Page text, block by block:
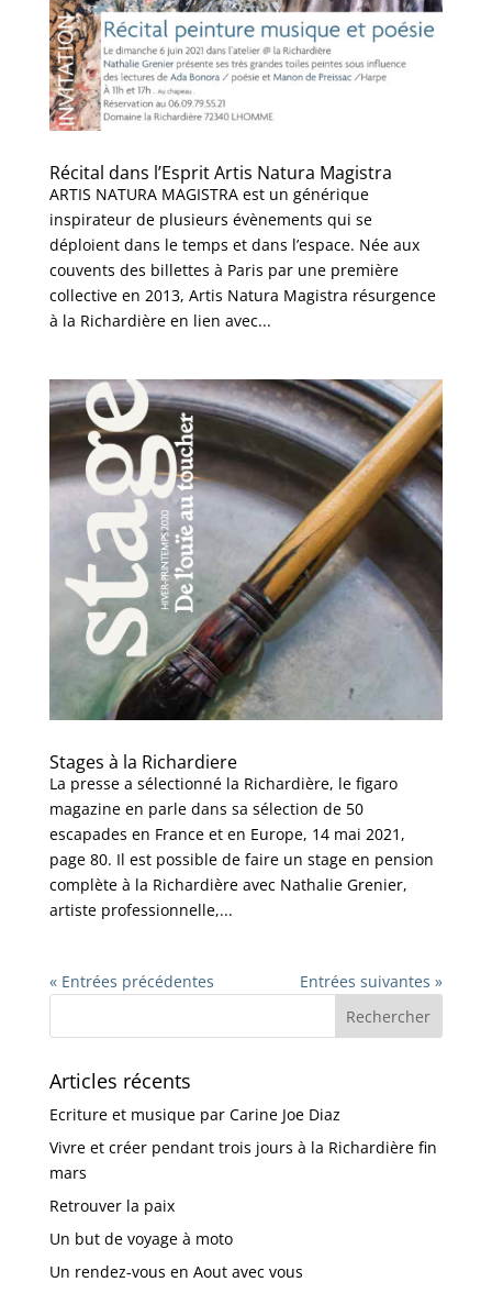
Récital dans l’Esprit Artis Natura Magistra
ARTIS NATURA MAGISTRA est un générique
inspirateur de plusieurs évènements qui se
déploient dans le temps et dans l’espace. Née aux
couvents des billettes à Paris par une première
collective en 2013, Artis Natura Magistra résurgence
à la Richardière en lien avec...
Stages à la Richardiere
La presse a sélectionné la Richardière, le figaro
magazine en parle dans sa sélection de 50
escapades en France et en Europe, 14 mai 2021,
page 80. Il est possible de faire un stage en pension
complète à la Richardière avec Nathalie Grenier,
artiste professionnelle,...
« Entrées précédentes Entrées suivantes »
Articles récents
Ecriture et musique par Carine Joe Diaz
Vivre et créer pendant trois jours à la Richardière fin
mars
Retrouver la paix
Un but de voyage à moto
Un rendez-vous en Aout avec vous